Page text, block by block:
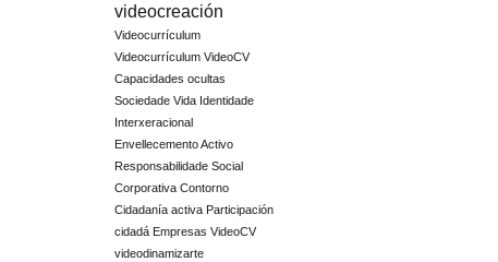
videocreación
Videocurrículum
Videocurrículum VideoCV
Capacidades ocultas
Sociedade Vida Identidade
Interxeracional
Envellecemento Activo
Responsabilidade Social
Corporativa Contorno
Cidadanía activa Participación
cidadá Empresas VideoCV
videodinamizarte